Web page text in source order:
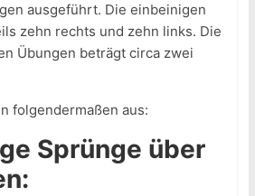
ausgeführt. Die einbeinigen
zehn rechts und zehn links. Die
Übungen beträgt circa zwei
folgendermaßen aus:
Sprünge über